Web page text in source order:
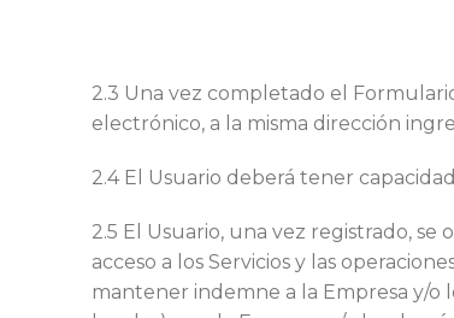
2.3 Una vez completado el
electrónico, a la misma dirección
2.4 El Usuario deberá tener
2.5 El Usuario, una vez registrado,
acceso a los Servicios y las
mantener indemne a la Empresa y/o